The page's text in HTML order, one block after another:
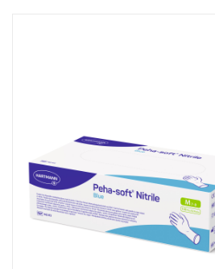
Hygiëne
Verzorging & Beauty